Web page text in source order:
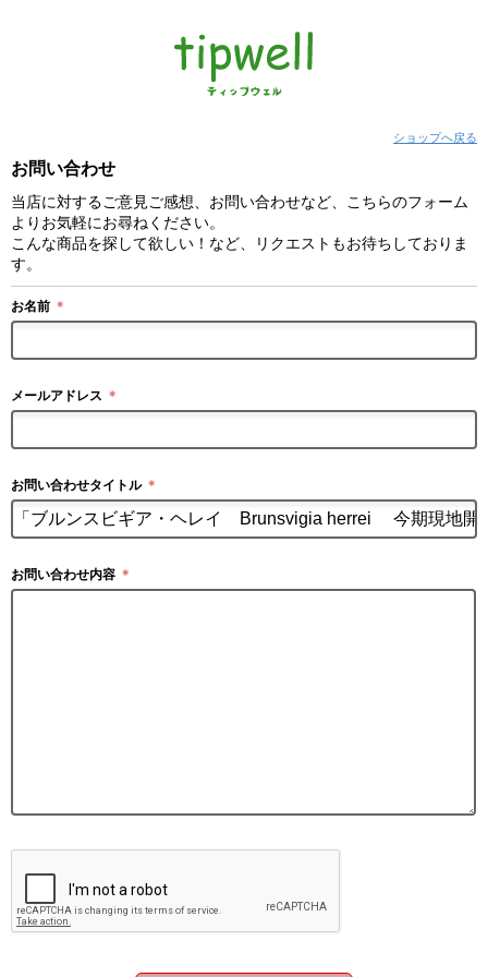
ショップへ戻る
お問い合わせ
当店に対するご意見ご感想、お問い合わせなど、こちらのフォーム
よりお気軽にお尋ねください。
こんな商品を探して欲しい！など、リクエストもお待ちしておりま
す。
お名前 ＊
メールアドレス ＊
お問い合わせタイトル ＊
お問い合わせ内容 ＊